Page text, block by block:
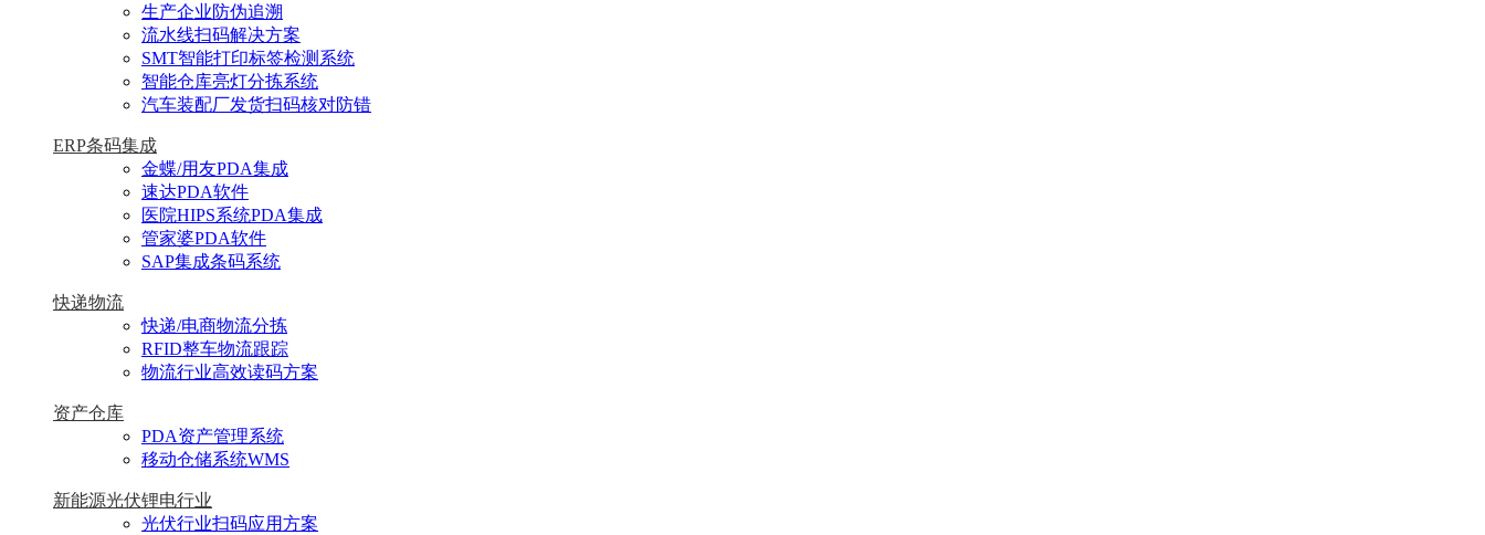
生产企业防伪追溯
流水线扫码解决方案
SMT智能打印标签检测系统
智能仓库亮灯分拣系统
汽车装配厂发货扫码核对防错
ERP条码集成
金蝶/用友PDA集成
速达PDA软件
医院HIPS系统PDA集成
管家婆PDA软件
SAP集成条码系统
快递物流
快递/电商物流分拣
RFID整车物流跟踪
物流行业高效读码方案
资产仓库
PDA资产管理系统
移动仓储系统WMS
新能源光伏锂电行业
光伏行业扫码应用方案